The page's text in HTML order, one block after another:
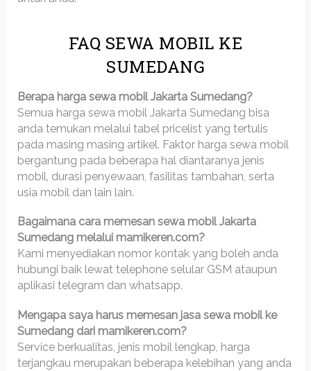
FAQ SEWA MOBIL KE
SUMEDANG
Berapa harga sewa mobil Jakarta Sumedang?
Semua harga sewa mobil Jakarta Sumedang bisa
anda temukan melalui tabel pricelist yang tertulis
pada masing masing artikel. Faktor harga sewa mobil
bergantung pada beberapa hal diantaranya jenis
mobil, durasi penyewaan, fasilitas tambahan, serta
usia mobil dan lain lain.
Bagaimana cara memesan sewa mobil Jakarta
Sumedang melalui mamikeren.com?
Kami menyediakan nomor kontak yang boleh anda
hubungi baik lewat telephone selular GSM ataupun
aplikasi telegram dan whatsapp.
Mengapa saya harus memesan jasa sewa mobil ke
Sumedang dari mamikeren.com?
Service berkualitas, jenis mobil lengkap, harga
terjangkau merupakan beberapa kelebihan yang anda